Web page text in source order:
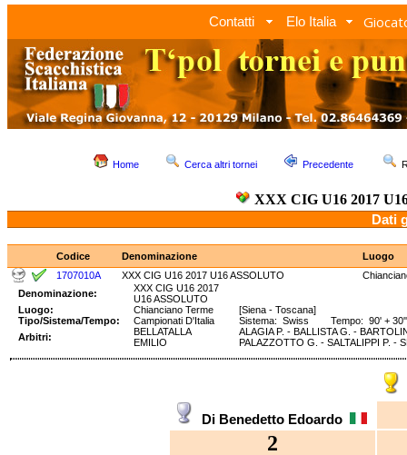
Contatti Elo Italia
Home Cerca altri tornei Precedente
XXX CIG U16 2017
Dati
Codice Denominazione
Luogo
1707010A
XXX CIG U16 2017 U16 ASSOLUTO
Denominazione:
XXX CIG U16 2017
U16 ASSOLUTO
Luogo:
Chianciano Terme
[Siena - Toscana]
Tipo/Sistema/Tempo:
Campionati D'Italia
Sistema: Swiss Tempo: 90' + 30''
Arbitri:
BELLATALLA
EMILIO
ALAGIA P. - BALLISTA G. -
PALAZZOTTO G. - SALTALIPPI P. -
Di Benedetto Edoardo
2